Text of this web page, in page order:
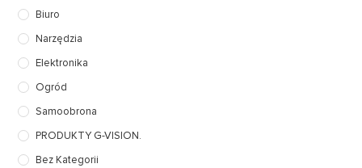
Biuro
Narzędzia
Elektronika
Ogród
Samoobrona
PRODUKTY G-VISION.
Bez Kategorii